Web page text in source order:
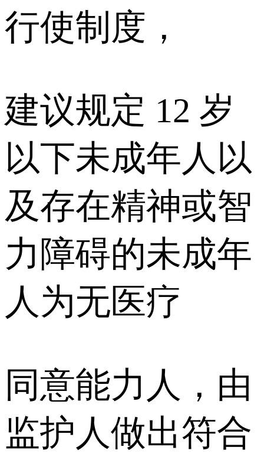
行使制度，
建议规定 12 岁
以下未成年人以
及存在精神或智
力障碍的未成年
人为无医疗
同意能力人，由
监护人做出符合